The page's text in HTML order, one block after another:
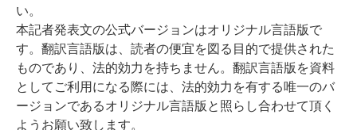
い。
本記者発表文の公式バージョンはオリジナル言語版で
す。翻訳言語版は、読者の便宜を図る目的で提供された
ものであり、法的効力を持ちません。翻訳言語版を資料
としてご利用になる際には、法的効力を有する唯一のバ
ージョンであるオリジナル言語版と照らし合わせて頂く
ようお願い致します。